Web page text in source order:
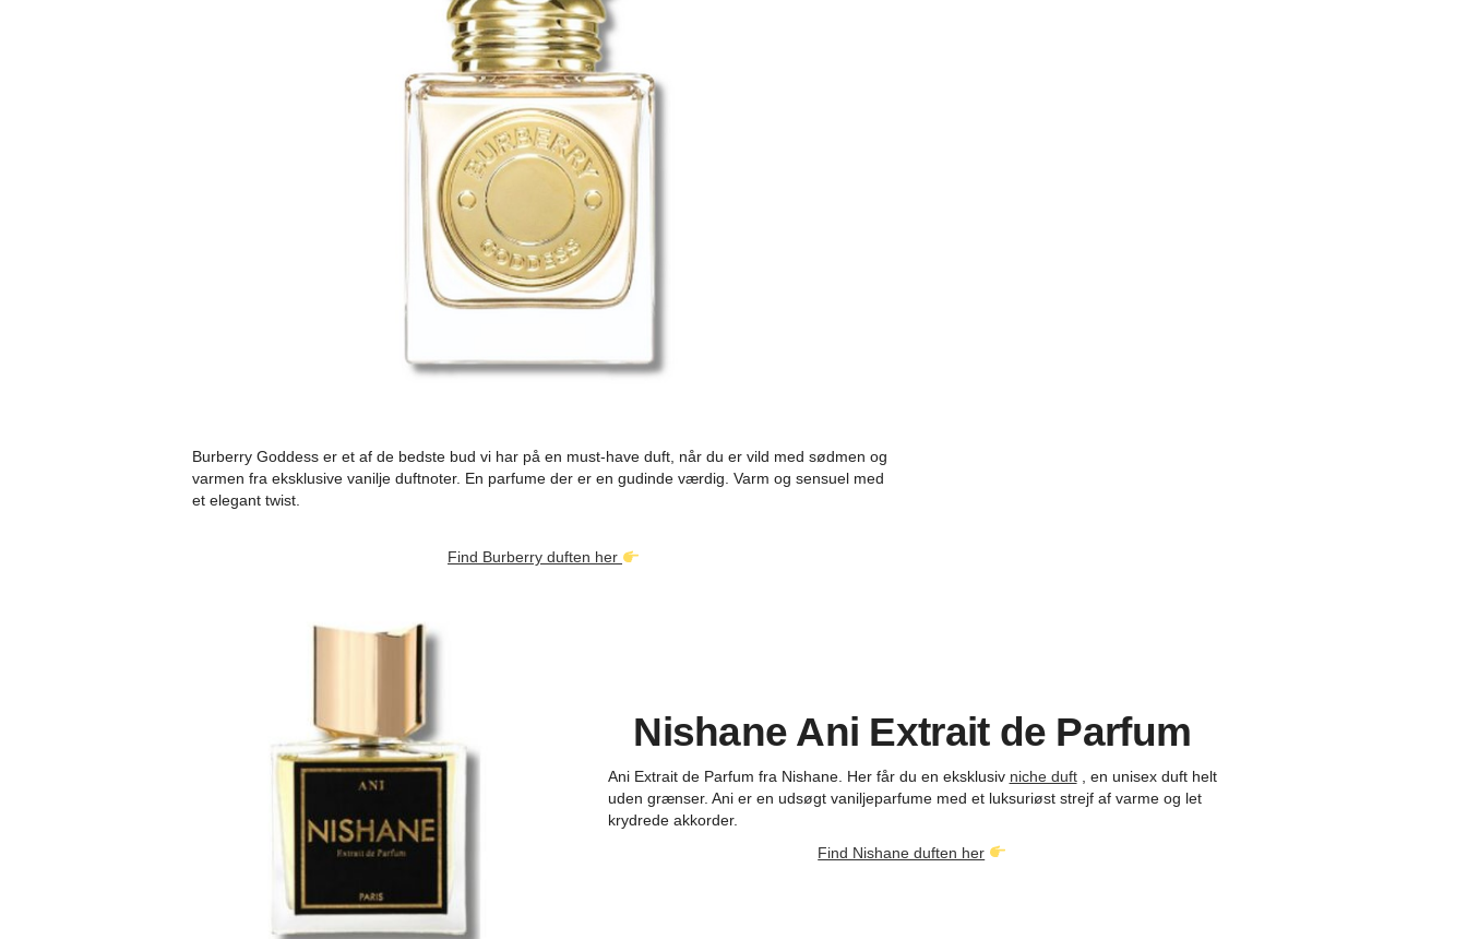
Burberry Goddess er et af de bedste bud vi har på en must-have duft, når du er vild med sødmen og
varmen fra eksklusive vanilje duftnoter. En parfume der er en gudinde værdig. Varm og sensuel med
et elegant twist.
Find Burberry duften her
Nishane Ani Extrait de Parfum
Ani Extrait de Parfum fra Nishane. Her får du en eksklusiv niche duft, en unisex duft helt
uden grænser. Ani er en udsøgt vaniljeparfume med et luksuriøst strejf af varme og let
krydrede akkorder.
Find Nishane duften her